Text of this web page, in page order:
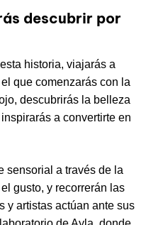
descubrir por
historia, viajarás a
que comenzarás con la
descubrirás la belleza
a convertirte en
sensorial a través de la
gusto, y recorrerán las
y artistas actúan ante sus